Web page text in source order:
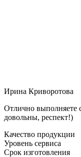
Ирина Криворотова
Отлично выполняете
довольны, респект!)
Качество продукции
Уровень сервиса
Срок изготовления